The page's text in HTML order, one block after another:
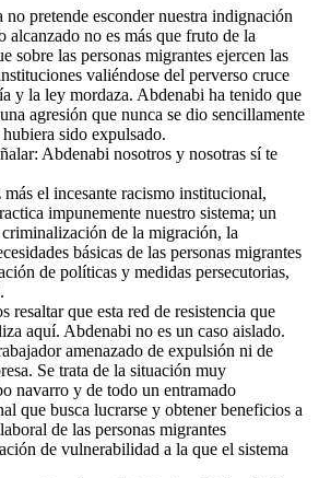
pretende esconder nuestra indignación
alcanzado no es más que fruto de la
sobre las personas migrantes ejercen las
valiéndose del perverso cruce
y la ley mordaza. Abdenabi ha tenido que
agresión que nunca se dio sencillamente
sido expulsado.
Abdenabi nosotros y nosotras sí te
el incesante racismo institucional,
impunemente nuestro sistema; un
de la migración, la
básicas de las personas migrantes
de políticas y medidas persecutorias,
resaltar que esta red de resistencia que
aquí. Abdenabi no es un caso aislado.
amenazado de expulsión ni de
Se trata de la situación muy
navarro y de todo un entramado
que busca lucrarse y obtener beneficios a
de las personas migrantes
de vulnerabilidad a la que el sistema